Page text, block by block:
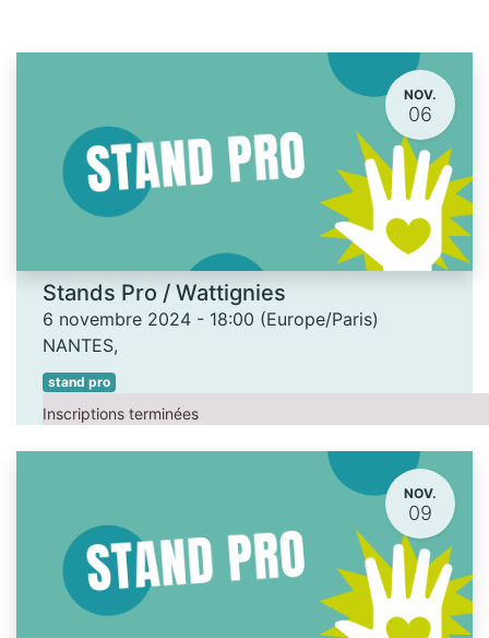
NOV.
06
Stands Pro / Wattignies
6 novembre 2024 - 18:00 (Europe/Paris)
NANTES,
stand pro
Inscriptions terminées
NOV.
09